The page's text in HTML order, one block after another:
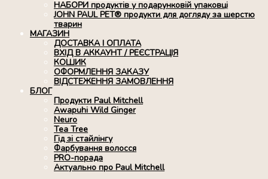
НАБОРИ продуктів у подарунковій упаковці
JOHN PAUL PET® продукти для догляду за шерстю
тварин
МАГАЗИН
ДОСТАВКА І ОПЛАТА
ВХІД В АККАУНТ / РЕЄСТРАЦІЯ
КОШИК
ОФОРМЛЕННЯ ЗАКАЗУ
ВІДСТЕЖЕННЯ ЗАМОВЛЕННЯ
БЛОГ
Продукти Paul Mitchell
Awapuhi Wild Ginger
Neuro
Tea Tree
Гід зі стайлінгу
Фарбування волосся
PRO-порада
Актуально про Paul Mitchell